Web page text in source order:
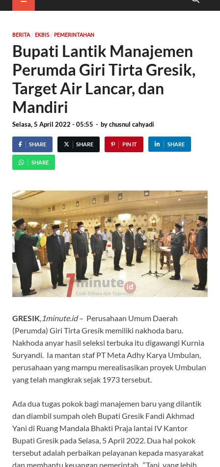
BERITA/ EKBIS/ PEMERINTAHAN
Bupati Lantik Manajemen
Perumda Giri Tirta Gresik,
Target Air Lancar, dan
Mandiri
Selasa, 5 April 2022 - 05:55 - bychusnul cahyadi
SHARE SHARE PIN IT SHARE
SHARE
GRESIK 1minute.id– Perusahaan Umum Daerah
(Perumda) Giri Tirta Gresik memiliki nakhoda baru.
Nakhoda anyar hasil seleksi terbuka itu digawangi Kurnia
Suryandi. Ia mantan staf PT Meta Adhy Karya Umbulan,
perusahaan yang mampu merealisasikan proyek Umbulan
yang telah mangkrak sejak 1973 tersebut.
Ada dua tugas pokok bagi manajemen baru yang dilantik
dan diambil sumpah oleh Bupati Gresik Fandi Akhmad
Yani di Ruang Mandala Bhakti Praja lantai IV Kantor
Bupati Gresik pada Selasa, 5 April 2022. Dua hal pokok
tersebut adalah perbaikan pelayanan kepada masyarakat
dan membantu keuangan pemerintah. “Tapi, yang lebih